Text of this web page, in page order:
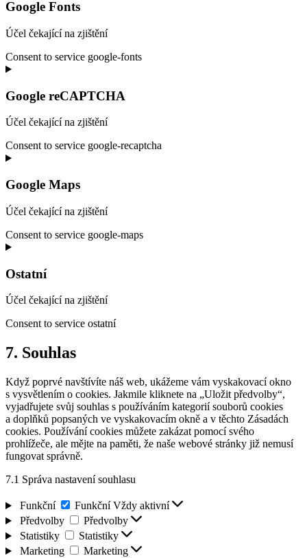
Google Fonts
Účel čekající na zjištění
Consent to service google-fonts
Google reCAPTCHA
Účel čekající na zjištění
Consent to service google-recaptcha
Google Maps
Účel čekající na zjištění
Consent to service google-maps
Ostatní
Účel čekající na zjištění
Consent to service ostatní
7. Souhlas
Když poprvé navštívíte náš web, ukážeme vám vyskakovací okno
s vysvětlením o cookies. Jakmile kliknete na „Uložit předvolby“,
vyjadřujete svůj souhlas s používáním kategorií souborů cookies
a doplňků popsaných ve vyskakovacím okně a v těchto Zásadách
cookies. Používání cookies můžete zakázat pomocí svého
prohlížeče, ale mějte na paměti, že naše webové stránky již nemusí
fungovat správně.
7.1 Správa nastavení souhlasu
Funkční Funkční Vždy aktivní
Předvolby
Předvolby
Statistiky
Statistiky
Marketing
Marketing